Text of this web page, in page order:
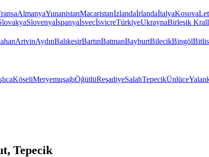
AlmanyaYunanistanMacaristanİzlandaİrlandaİtalyaKosova
SlovenyaİspanyaİsveçİsviçreTürkiyeUkraynaBirleşik
ArtvinAydınBalıkesirBartınBatmanBayburtBilecikBingölBitlis
KöseliMeryemuşağıÖğütlüReşadiyeSalahTepecikÜnlüce
Tepecik